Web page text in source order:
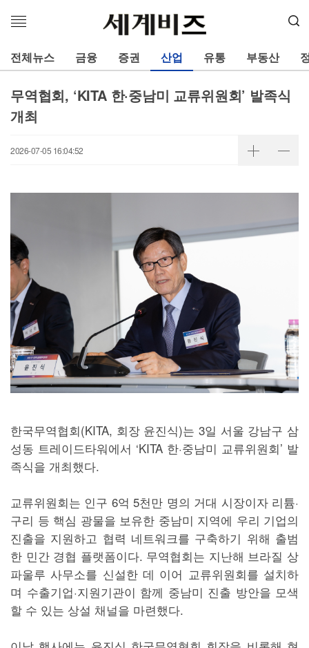
메
열
기
전체뉴스 금융 증권 산업 유통 부동산
무역협회, ‘KITA 한·중남미 교류위원회’ 발족식
개최
2026-07-05 16:04:52
한국무역협회(KITA, 회장 윤진식)는 3일 서울 강남구 삼
성동 트레이드타워에서 ‘KITA 한·중남미 교류위원회’ 발
족식을 개최했다.
교류위원회는 인구 6억 5천만 명의 거대 시장이자 리튬·
구리 등 핵심 광물을 보유한 중남미 지역에 우리 기업의
진출을 지원하고 협력 네트워크를 구축하기 위해 출범
한 민간 경협 플랫폼이다. 무역협회는 지난해 브라질 상
파울루 사무소를 신설한 데 이어 교류위원회를 설치하
며 수출기업·지원기관이 함께 중남미 진출 방안을 모색
할 수 있는 상설 채널을 마련했다.